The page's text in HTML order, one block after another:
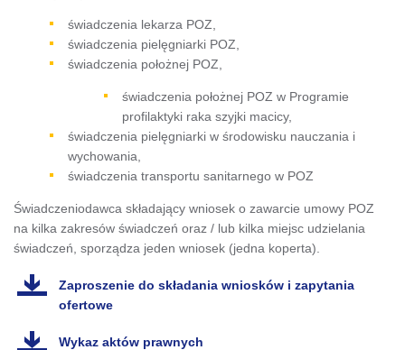
świadczenia lekarza POZ,
świadczenia pielęgniarki POZ,
świadczenia położnej POZ,
świadczenia położnej POZ w Programie
profilaktyki raka szyjki macicy,
świadczenia pielęgniarki w środowisku nauczania i
wychowania,
świadczenia transportu sanitarnego w POZ
Świadczeniodawca składający wniosek o zawarcie umowy POZ
na kilka zakresów świadczeń oraz / lub kilka miejsc udzielania
świadczeń, sporządza jeden wniosek (jedna koperta).
Zaproszenie do składania wniosków i zapytania
ofertowe
Wykaz aktów prawnych